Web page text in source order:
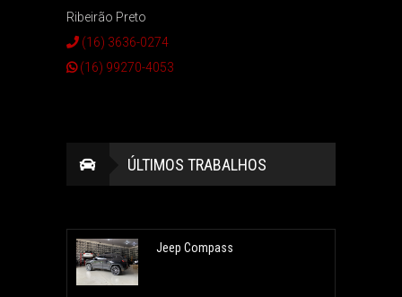
Ribeirão Preto
(16) 3636-0274
(16) 99270-4053
ÚLTIMOS TRABALHOS
Jeep Compass